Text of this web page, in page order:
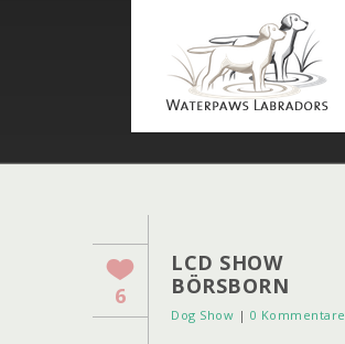
6
LCD SHOW
BÖRSBORN
Dog Show | 0 Kommentare